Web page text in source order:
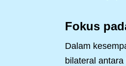
Fokus
Dalam
bilateral